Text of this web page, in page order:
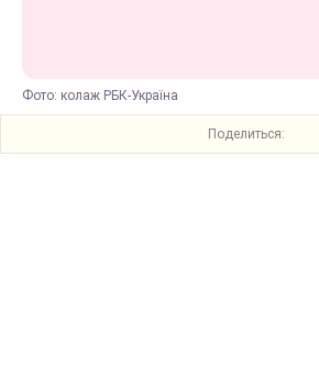
Фото: колаж РБК-Україна
Поделиться: